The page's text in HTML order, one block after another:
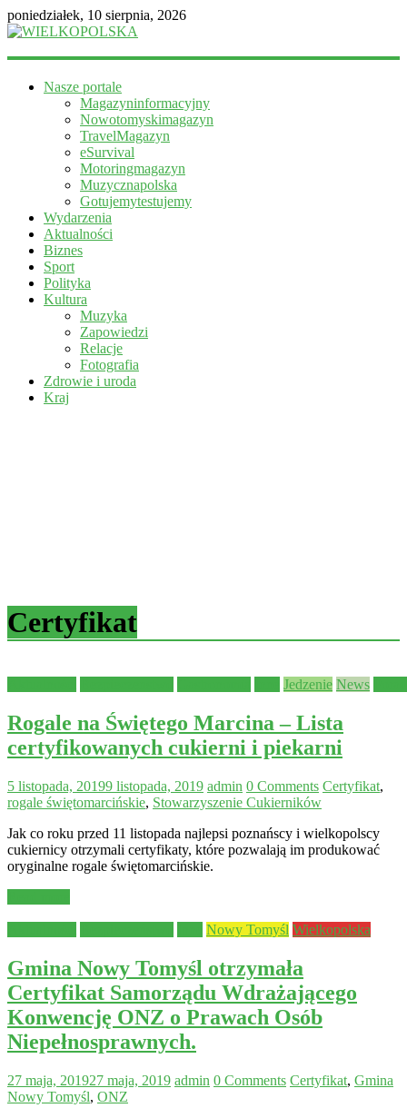
poniedziałek, 10 sierpnia, 2026
WIELKOPOLSKA
informacyjny
Nasze portale
Magazyninformacyjny
Nowotomyskimagazyn
TravelMagazyn
eSurvival
Motoringmagazyn
Muzycznapolska
Gotujemytestujemy
Wydarzenia
Aktualności
Biznes
Sport
Polityka
Kultura
Muzyka
Zapowiedzi
Relacje
Fotografia
Zdrowie i uroda
Kraj
Certyfikat
Jedzenie News
Rogale na Świętego Marcina – Lista
certyfikowanych cukierni i piekarni
5 listopada, 20199 listopada, 2019 admin 0 Comments Certyfikat,
rogale świętomarcińskie, Stowarzyszenie Cukierników
Jak co roku przed 11 listopada najlepsi poznańscy i wielkopolscy
cukiernicy otrzymali certyfikaty, które pozwalają im produkować
oryginalne rogale świętomarcińskie.
Nowy Tomyśl Wielkopolska
Gmina Nowy Tomyśl otrzymała
Certyfikat Samorządu Wdrażającego
Konwencję ONZ o Prawach Osób
Niepełnosprawnych.
27 maja, 201927 maja, 2019 admin 0 Comments Certyfikat, Gmina
Nowy Tomyśl, ONZ